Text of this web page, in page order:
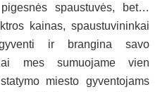
spaustuvės, bet…
kainas, spaustuvininkai
ir brangina savo
mes sumuojame vien
miesto gyventojams